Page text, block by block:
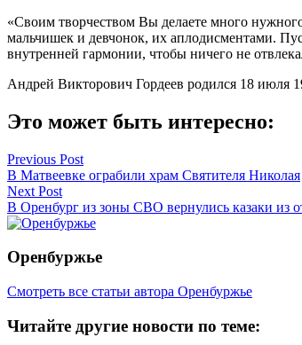
«Своим творчеством Вы делаете много
мальчишек и девчонок, их аплодисментами.
внутренней гармонии, чтобы ничего не
Андрей Викторович Гордеев родился 18 июля
Это может быть интересно:
Навигация
по
записям
Previous Post
В Матвеевке ограбили храм Святителя Николая
Next Post
В Оренбург из зоны СВО вернулись казаки из
Оренбуржье
Смотреть все статьи автора Оренбуржье
Читайте другие новости по теме: